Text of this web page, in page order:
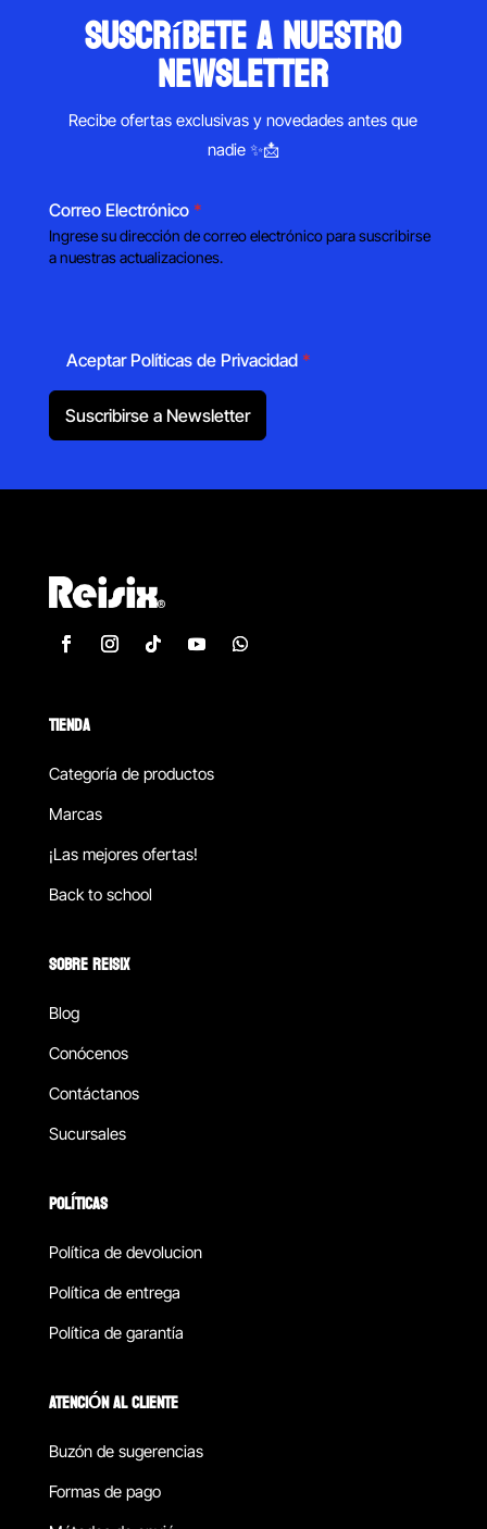
suscríbete a nuestro
newsletter
Recibe ofertas exclusivas y novedades antes que
nadie ✨📩
Correo Electrónico *
Ingrese su dirección de correo electrónico para suscribirse
a nuestras actualizaciones.
Aceptar Políticas de Privacidad *
Suscribirse a Newsletter
TIENDA
Categoría de productos
Marcas
¡Las mejores ofertas!
Back to school
SOBRE REISIX
Blog
Conócenos
Contáctanos
Sucursales
POLÍTICAS
Política de devolucion
Política de entrega
Política de garantía
ATENCIÓN AL CLIENTE
Buzón de sugerencias
Formas de pago